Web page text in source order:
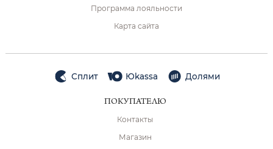
Программа лояльности
Карта сайта
Сплит Юkassa Долями
ПОКУПАТЕЛЮ
Контакты
Магазин